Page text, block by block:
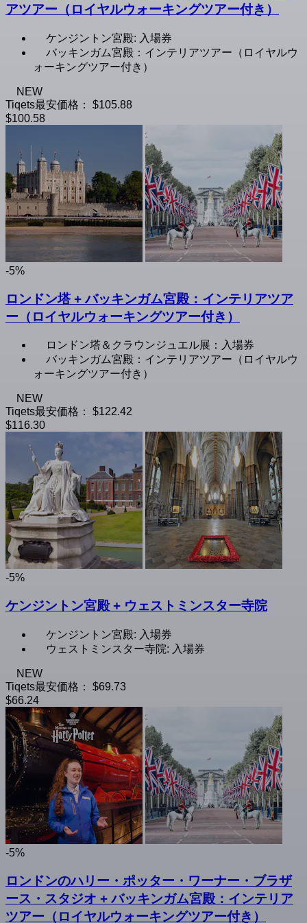
アツアー（ロイヤルウォーキングツアー付き）
ケンジントン宮殿: 入場券
バッキンガム宮殿：インテリアツアー（ロイヤルウ
ォーキングツアー付き）
NEW
Tiqets最安価格：
$105.88
$100.58
-5%
ロンドン塔 + バッキンガム宮殿：インテリアツア
ー（ロイヤルウォーキングツアー付き）
ロンドン塔＆クラウンジュエル展：入場券
バッキンガム宮殿：インテリアツアー（ロイヤルウ
ォーキングツアー付き）
NEW
Tiqets最安価格：
$122.42
$116.30
-5%
ケンジントン宮殿 + ウェストミンスター寺院
ケンジントン宮殿: 入場券
ウェストミンスター寺院: 入場券
NEW
Tiqets最安価格：
$69.73
$66.24
-5%
ロンドンのハリー・ポッター・ワーナー・ブラザ
ース・スタジオ + バッキンガム宮殿：インテリア
ツアー（ロイヤルウォーキングツアー付き）